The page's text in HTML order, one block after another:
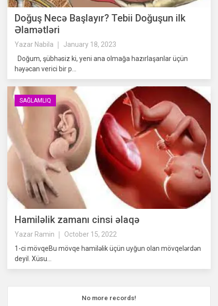
Doğuş Necə Başlayır? Tebii Doğuşun ilk
Əlamətləri
Yazar Nabila
January 18, 2023
Doğum, şübhəsiz ki, yeni ana olmağa hazırlaşanlar üçün
həyəcan verici bir p...
SAĞLAMLIQ
Hamiləlik zamanı cinsi əlaqə
Yazar Ramin
October 15, 2022
1-ci mövqeBu mövqe hamiləlik üçün uyğun olan mövqelərdən
deyil. Xüsu...
No more records!